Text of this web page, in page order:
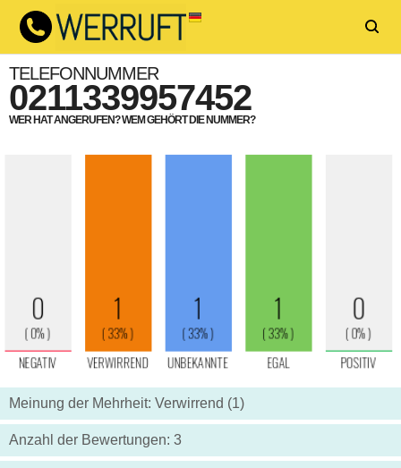
TELEFONNUMMER
0211339957452
WER HAT ANGERUFEN? WEM GEHÖRT DIE NUMMER?
Meinung der Mehrheit: Verwirrend (1)
Anzahl der Bewertungen: 3